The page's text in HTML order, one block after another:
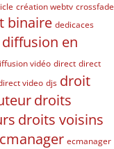
création webtv crossfade
binaire dedicaces
diffusion en
vidéo direct direct
video djs droit
droits
droits voisins
ecmanager